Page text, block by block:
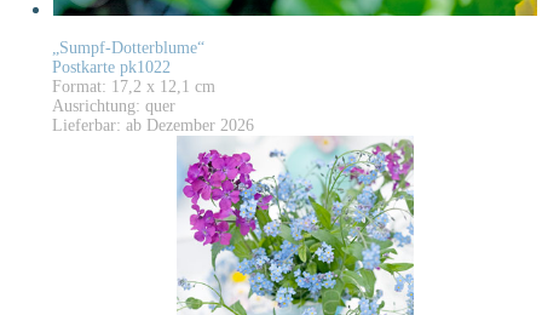
„Sumpf-Dotterblume“
Postkarte pk1022
Format: 17,2 x 12,1 cm
Ausrichtung: quer
Lieferbar: ab Dezember 2026